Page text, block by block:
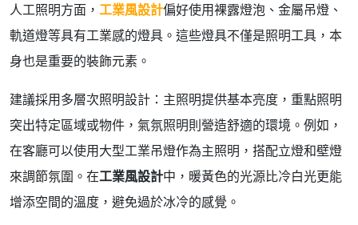
人工照明方面， 工業風設計偏好使用裸露燈泡、金屬吊燈、
軌道燈等具有工業感的燈具。這些燈具不僅是照明工具，本
身也是重要的裝飾元素。
建議採用多層次照明設計：主照明提供基本亮度，重點照明
突出特定區域或物件，氣氛照明則營造舒適的環境。例如，
在客廳可以使用大型工業吊燈作為主照明，搭配立燈和壁燈
來調節氛圍。在工業風設計中，暖黃色的光源比冷白光更能
增添空間的溫度，避免過於冰冷的感覺。